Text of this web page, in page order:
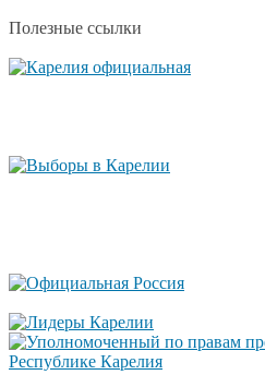
Полезные ссылки